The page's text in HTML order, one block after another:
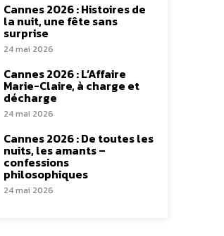
Cannes 2026 : Histoires de
la nuit, une fête sans
surprise
24 mai 2026
Cannes 2026 : L’Affaire
Marie-Claire, à charge et
décharge
24 mai 2026
Cannes 2026 : De toutes les
nuits, les amants –
confessions
philosophiques
24 mai 2026